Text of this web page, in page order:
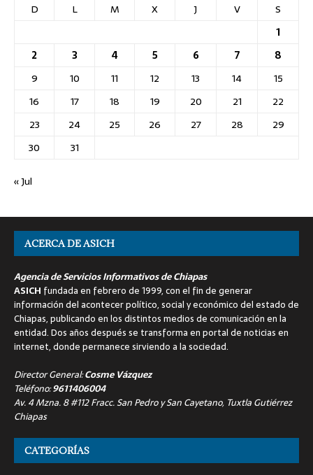
D
L M X J V
S
1
2
3 4 5 6 7
8
9
10 11 12 13 14
15
16
17 18 19 20 21
22
23
24 25 26 27 28
29
30
31
« Jul
ACERCA DE ASICH
Agencia de Servicios Informativos de Chiapas
ASICH fundada en febrero de 1999, con el fin de generar
información del acontecer político, social y económico del estado de
Chiapas, publicando en los distintos medios de comunicación en la
entidad. Dos años después se transforma en portal de noticias en
internet, donde permanece sirviendo a la sociedad.
Director General:Cosme Vázquez
Teléfono:9611406004
Av. 4 Mzna. 8 #112 Fracc. San Pedro y San Cayetano, Tuxtla Gutiérrez
Chiapas
CATEGORÍAS